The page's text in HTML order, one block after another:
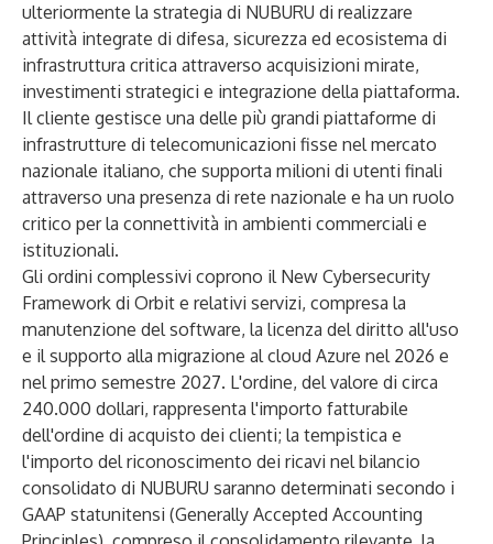
ulteriormente la strategia di NUBURU di realizzare
attività integrate di difesa, sicurezza ed ecosistema di
infrastruttura critica attraverso acquisizioni mirate,
investimenti strategici e integrazione della piattaforma.
Il cliente gestisce una delle più grandi piattaforme di
infrastrutture di telecomunicazioni fisse nel mercato
nazionale italiano, che supporta milioni di utenti finali
attraverso una presenza di rete nazionale e ha un ruolo
critico per la connettività in ambienti commerciali e
istituzionali.
Gli ordini complessivi coprono il New Cybersecurity
Framework di Orbit e relativi servizi, compresa la
manutenzione del software, la licenza del diritto all'uso
e il supporto alla migrazione al cloud Azure nel 2026 e
nel primo semestre 2027. L'ordine, del valore di circa
240.000 dollari, rappresenta l'importo fatturabile
dell'ordine di acquisto dei clienti; la tempistica e
l'importo del riconoscimento dei ricavi nel bilancio
consolidato di NUBURU saranno determinati secondo i
GAAP statunitensi (Generally Accepted Accounting